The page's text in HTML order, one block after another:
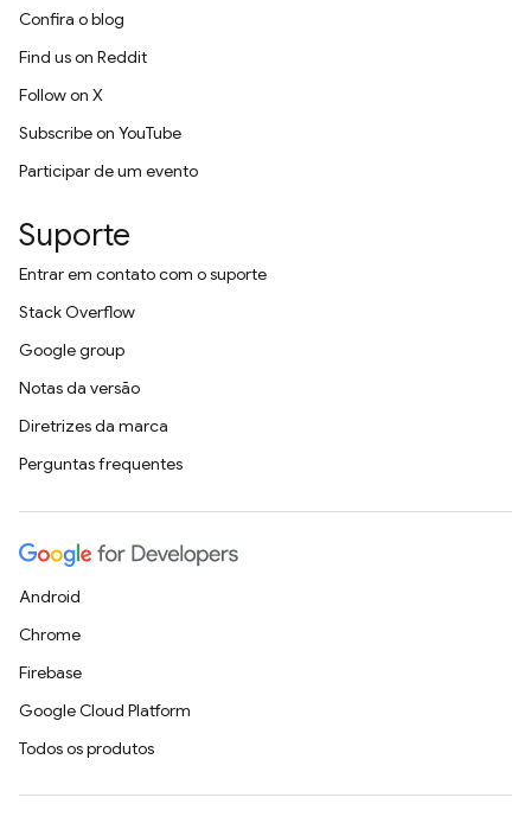
Confira o blog
Find us on Reddit
Follow on X
Subscribe on YouTube
Participar de um evento
Suporte
Entrar em contato com o suporte
Stack Overflow
Google group
Notas da versão
Diretrizes da marca
Perguntas frequentes
Android
Chrome
Firebase
Google Cloud Platform
Todos os produtos